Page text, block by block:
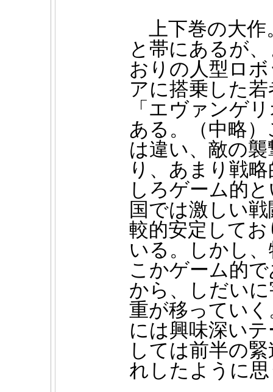
上下巻の大作
と帯にあるが
おりの人型ロ
アに搭乗した
「エヴァンゲ
ある。
（中略
は違い、敵の
り、あまり戦
しろゲーム的
国では激しい
較的安定して
いる。しかし
こかゲーム的
から、しだい
重が移ってい
には興味深い
しては前半の
れしたように